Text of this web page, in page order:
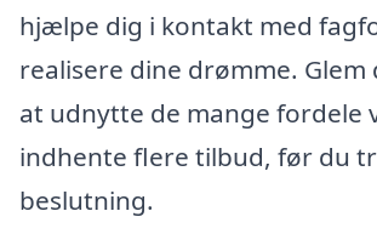
hjælpe dig i kontakt med
realisere dine drømme. Glem
at udnytte de mange fordele
indhente flere tilbud, før du
beslutning.